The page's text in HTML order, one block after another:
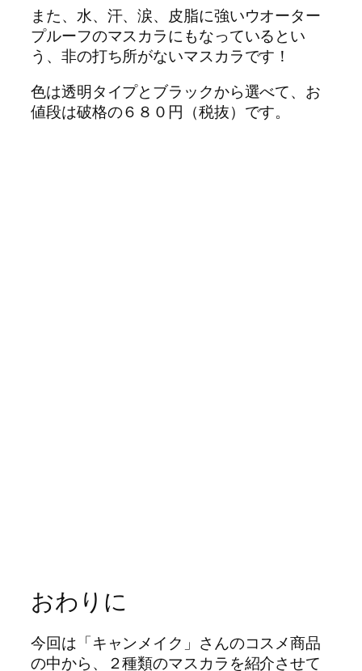
また、水、汗、涙、皮脂に強いウオーター
プルーフのマスカラにもなっているとい
う、非の打ち所がないマスカラです！
色は透明タイプとブラックから選べて、お
値段は破格の６８０円（税抜）です。
おわりに
今回は「キャンメイク」さんのコスメ商品
の中から、２種類のマスカラを紹介させて